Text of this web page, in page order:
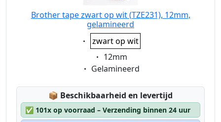
Brother tape zwart op wit (TZE231), 12mm,
gelamineerd
Eigenschaft:
zwart op wit
Eigenschaft:
12mm
Eigenschaft:
Gelamineerd
📦 Lagerstatus:
Beschikbaarheid en levertijd
✅ 101x op voorraad – Verzending binnen 24 uur